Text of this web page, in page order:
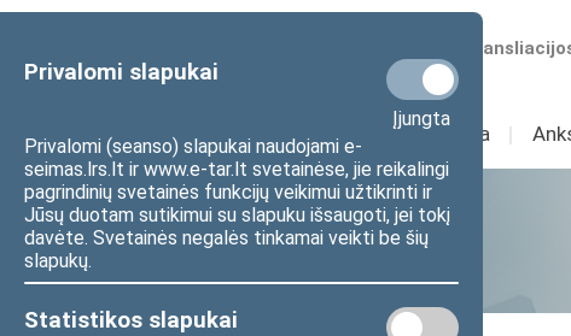
Privalomi slapukai
Įjungta
Privalomi (seanso) slapukai naudojami e-
seimas.lrs.lt ir www.e-tar.lt svetainėse, jie reikalingi
pagrindinių svetainės funkcijų veikimui užtikrinti ir
Jūsų duotam sutikimui su slapuku išsaugoti, jei tokį
davėte. Svetainės negalės tinkamai veikti be šių
slapukų.
Statistikos slapukai
Numatomos
Sudėtis Veikla I
Statistika